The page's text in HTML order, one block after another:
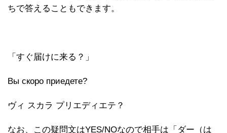
ちで答えることもできます。
「すぐ届けに来る？」
Вы скоро приедете?
ヴィ スカラ プリエディエテ？
なお、この疑問文はYES/NOなので相手は「ダー（は